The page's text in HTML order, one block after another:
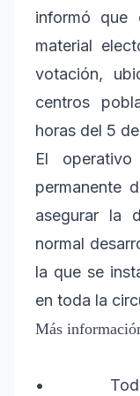
informó que
material
votación,
centros
horas del 5
El
permanente
asegurar la
normal
la que se
en toda la
Más
• Todo lo